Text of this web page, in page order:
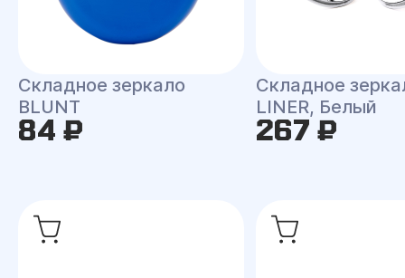
Складное зеркало
BLUNT
84 ₽
Складное
LINER, Белый
267 ₽